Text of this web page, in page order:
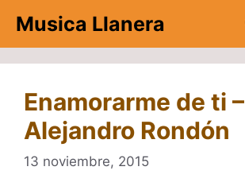
contenido
Musica Llanera
Enamorarme de ti –
Alejandro Rondón
13 noviembre, 2015